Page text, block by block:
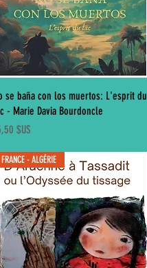
Aperçu rapide
se baña con los muertos: L'esprit du
- Marie Davia Bourdoncle
$US
FRANCE - ALGÉRIE